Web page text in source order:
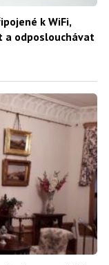
k WiFi,
a odposlouchávat